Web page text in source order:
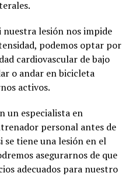
nuestra lesión nos impide
podemos optar por
cardiovascular de bajo
o andar en bicicleta
activos.
un especialista en
personal antes de
se tiene una lesión en el
asegurarnos de que
adecuados para nuestro